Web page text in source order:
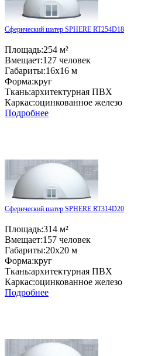
Сферический шатер SPHERE RT254D18
Площадь:254 м²
Вмещает:127 человек
Габариты:16x16 м
Форма:круг
Ткань:архитектурная ПВХ
Каркас:оцинкованное железо
Подробнее
Сферический шатер SPHERE RT314D20
Площадь:314 м²
Вмещает:157 человек
Габариты:20x20 м
Форма:круг
Ткань:архитектурная ПВХ
Каркас:оцинкованное железо
Подробнее